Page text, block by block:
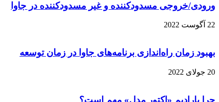
ورودی/خروجی مسدودکننده و غیر مسدودکننده در جاوا
22 آگوست 2022
بهبود زمان راه‌اندازی برنامه‌های جاوا در زمان توسعه
20 جولای 2022
چرا پارادیم «اکتور مدل» مهم است؟